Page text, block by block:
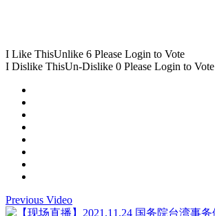
I Like ThisUnlike 6 Please Login to Vote
I Dislike ThisUn-Dislike 0 Please Login to Vote
Previous Video